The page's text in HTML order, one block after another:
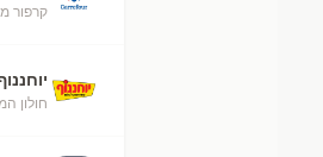
קרפור
חולון